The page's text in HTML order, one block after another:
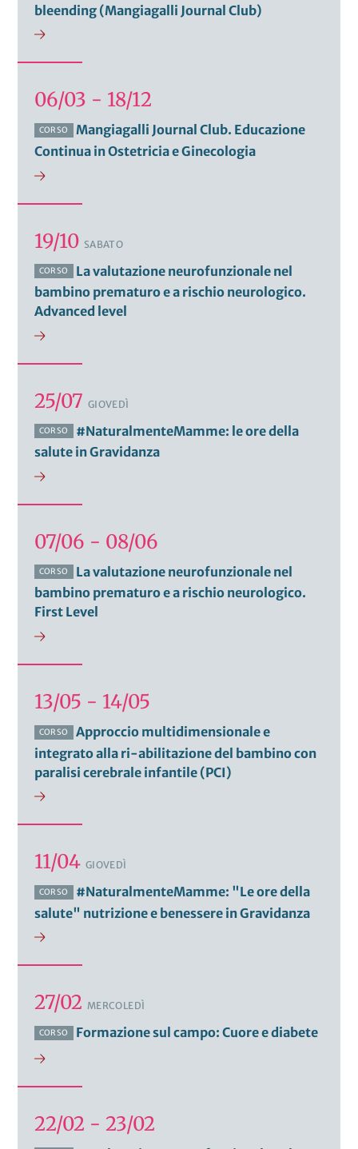
bleending (Mangiagalli Journal Club)
06/03 - 18/12
CORSO
Mangiagalli Journal Club. Educazione
Continua in Ostetricia e Ginecologia
19/10 SABATO
CORSO
La valutazione neurofunzionale nel
bambino prematuro e a rischio neurologico.
Advanced level
25/07 GIOVEDÌ
CORSO
#NaturalmenteMamme: le ore della
salute in Gravidanza
07/06 - 08/06
CORSO
La valutazione neurofunzionale nel
bambino prematuro e a rischio neurologico.
First Level
13/05 - 14/05
CORSO
Approccio multidimensionale e
integrato alla ri-abilitazione del bambino con
paralisi cerebrale infantile (PCI)
11/04 GIOVEDÌ
CORSO
#NaturalmenteMamme: "Le ore della
salute" nutrizione e benessere in Gravidanza
27/02 MERCOLEDÌ
CORSO Formazione sul campo: Cuore e diabete
22/02 - 23/02